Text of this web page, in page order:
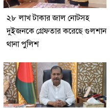
২৮ লাখ টাকার জাল নোটসহ
দুইজনকে গ্রেফতার করেছে গুলশান
থানা পুলিশ